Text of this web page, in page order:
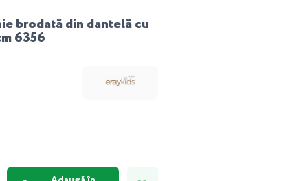
brodată din dantelă cu
6356